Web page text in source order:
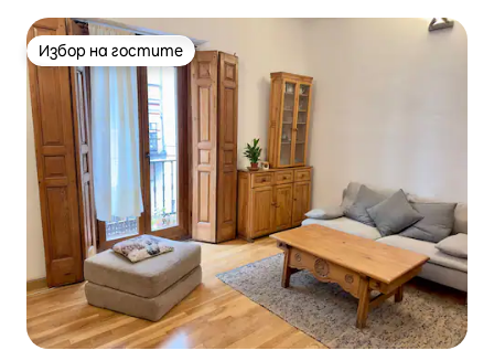
Избор на гостите
Избор на гостите